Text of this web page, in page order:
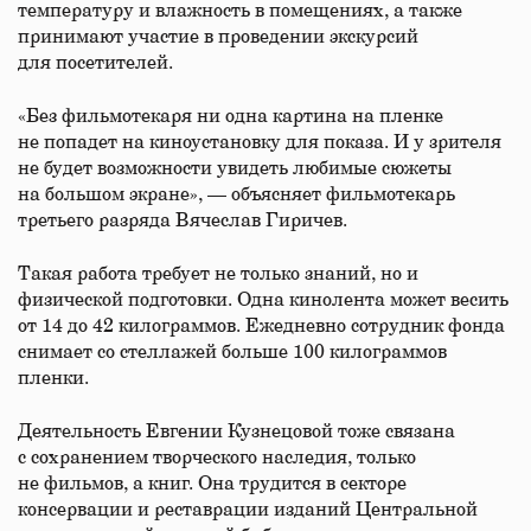
температуру и влажность в помещениях, а также
принимают участие в проведении экскурсий
для посетителей.
«Без фильмотекаря ни одна картина на пленке
не попадет на киноустановку для показа. И у зрителя
не будет возможности увидеть любимые сюжеты
на большом экране», — объясняет фильмотекарь
третьего разряда Вячеслав Гиричев.
Такая работа требует не только знаний, но и
физической подготовки. Одна кинолента может весить
от 14 до 42 килограммов. Ежедневно сотрудник фонда
снимает со стеллажей больше 100 килограммов
пленки.
Деятельность Евгении Кузнецовой тоже связана
с сохранением творческого наследия, только
не фильмов, а книг. Она трудится в секторе
консервации и реставрации изданий Центральной